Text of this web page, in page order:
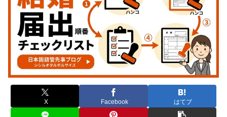
X Facebook はてブ